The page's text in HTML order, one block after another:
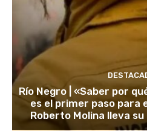
Río Negro | «Saber por
es el primer paso para
Roberto Molina lleva